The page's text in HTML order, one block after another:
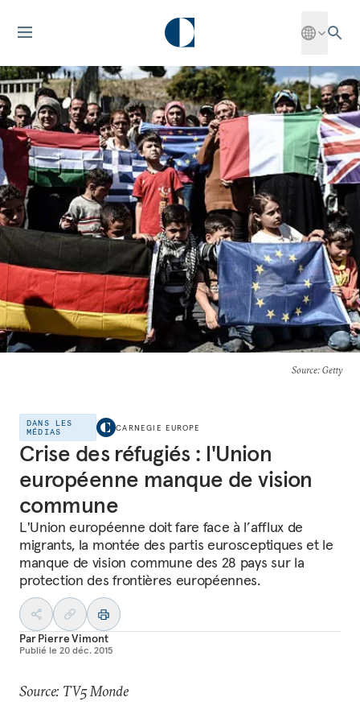
Source: Getty
DANS LES
MÉDIAS
CARNEGIE EUROPE
Crise des réfugiés : l'Union
européenne manque de vision
commune
L'Union européenne doit fare face à l’afflux de
migrants, la montée des partis eurosceptiques et le
manque de vision commune des 28 pays sur la
protection des frontières européennes.
ParPierre Vimont
Publié le 20 déc. 2015
Source: TV5 Monde